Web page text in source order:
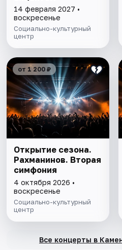
14 февраля 2027 •
воскресенье
Социально-культурный
центр
от 1 200 ₽
Открытие сезона.
Рахманинов. Вторая
симфония
4 октября 2026 •
воскресенье
Социально-культурный
центр
Все концерты в